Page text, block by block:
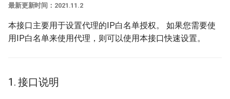
快速入门
常见问题
独享代理 - 产品介绍
设置代理教程
浏览器使用
充值问题
发票问题
获取可用城市
获取UserAgent
获取代理IP白名单
获取剩余可提取IP数量
设置代理IP白名单
删除代理IP白名单
获取代理IP白名单
替换IP白名单
替换IP白名单
获取代理IP白名单
替换IP白名单
2. 参数说明
3. 调用示例
请求成功返回示例
设置代理IP白名单
删除代理IP白名单
测试代理可用性
动态代理开发指南
开发常见问题解答
代码样例 - Http隧道
代码样例 - Sign计算
最新更新时间：2021.11.2
本接口主要用于设置代理的IP白名单授权。 如果您需要使
用IP白名单来使用代理，则可以使用本接口快速设置。
1. 接口说明